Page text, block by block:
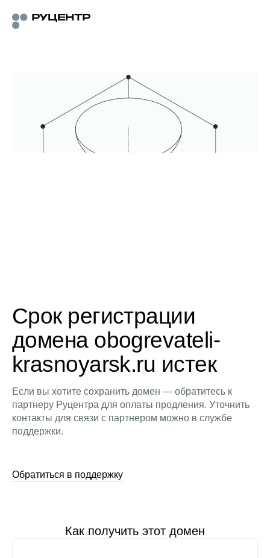
Срок регистрации
домена obogrevateli-
krasnoyarsk.ru истек
Если вы хотите сохранить домен — обратитесь к
партнеру Руцентра для оплаты продления. Уточнить
контакты для связи с партнером можно в службе
поддержки.
Обратиться в поддержку
Как получить этот домен